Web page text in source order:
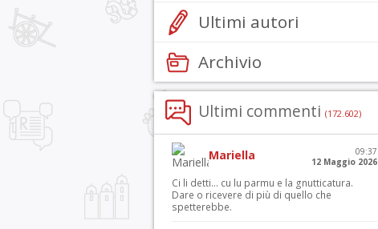
Ultimi autori
Archivio
Ultimi commenti (172.602)
Mariella
09:37
12 Maggio 2026
Ci li detti… cu lu parmu e la gnutticatura.
Dare o ricevere di più di quello che
spetterebbe.